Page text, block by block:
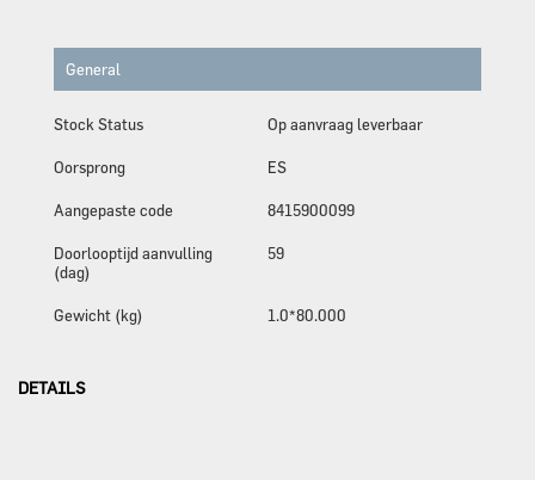
General
Stock Status Op aanvraag leverbaar
Oorsprong ES
Aangepaste code 8415900099
Doorlooptijd aanvulling
(dag)
59
Gewicht (kg) 1.0*80.000
DETAILS